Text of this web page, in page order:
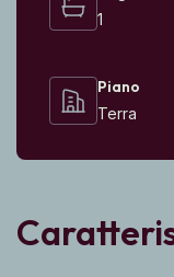
1
Piano
Terra